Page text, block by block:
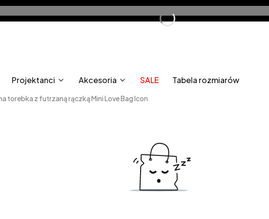
Projektanci Akcesoria SALE Tabela rozmiarów
torebka z futrzaną rączką Mini Love Bag Icon